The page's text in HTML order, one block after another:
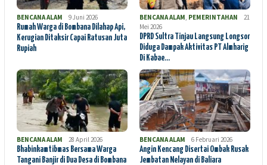
BENCANA ALAM
9 Juni 2026
Rumah Warga di Bombana Dilahap Api,
Kerugian Ditaksir Capai Ratusan Juta
Rupiah
BENCANA ALAM, PEMERINTAHAN
21
Mei 2026
DPRD Sultra Tinjau Langsung Longsor
Diduga Dampak Aktivitas PT Almharig
Di Kabae…
BENCANA ALAM
28 April 2026
Bhabinkamtibmas Bersama Warga
Tangani Banjir di Dua Desa di Bombana
BENCANA ALAM
6 Februari 2026
Angin Kencang Disertai Ombak Rusak
Jembatan Nelayan di Baliara